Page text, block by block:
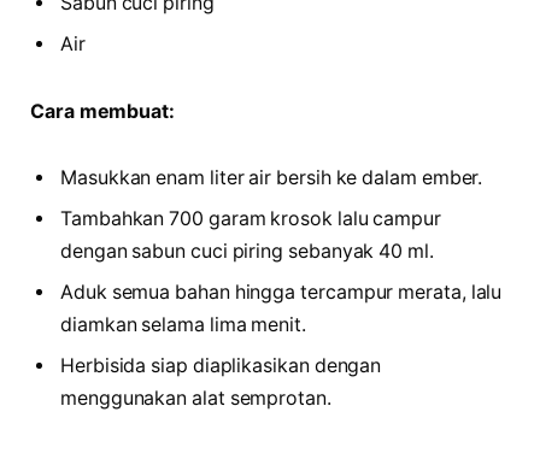
Air
Cara membuat:
Masukkan enam liter air bersih ke dalam ember.
Tambahkan 700 garam krosok lalu campur
dengan sabun cuci piring sebanyak 40 ml.
Aduk semua bahan hingga tercampur merata, lalu
diamkan selama lima menit.
Herbisida siap diaplikasikan dengan
menggunakan alat semprotan.